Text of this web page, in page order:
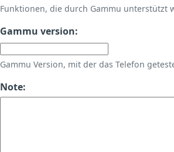
Funktionen, die durch Gammu unterstützt
Gammu version:
Gammu Version, mit der das Telefon
Note: